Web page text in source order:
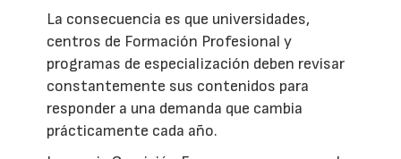
La consecuencia es que universidades,
centros de Formación Profesional y
programas de especialización deben revisar
constantemente sus contenidos para
responder a una demanda que cambia
prácticamente cada año.